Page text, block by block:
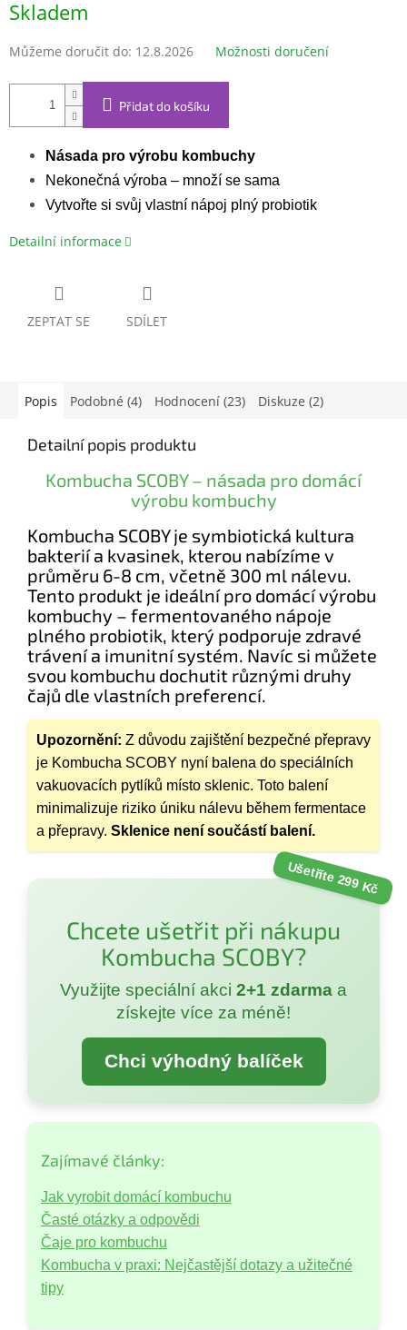
cena:
Skladem
Můžeme doručit do: 12.8.2026 Možnosti doručení
Přidat do košíku
Násada pro výrobu kombuchy
Nekonečná výroba – množí se sama
Vytvořte si svůj vlastní nápoj plný probiotik
Detailní informace
ZEPTAT SE SDÍLET
Popis Podobné (4) Hodnocení (23) Diskuze (2)
Detailní popis produktu
Kombucha SCOBY – násada pro domácí
výrobu kombuchy
Kombucha SCOBY je symbiotická kultura
bakterií a kvasinek, kterou nabízíme v
průměru 6-8 cm, včetně 300 ml nálevu.
Tento produkt je ideální pro domácí výrobu
kombuchy – fermentovaného nápoje
plného probiotik, který podporuje zdravé
trávení a imunitní systém. Navíc si můžete
svou kombuchu dochutit různými druhy
čajů dle vlastních preferencí.
Upozornění: Z důvodu zajištění bezpečné přepravy
je Kombucha SCOBY nyní balena do speciálních
vakuovacích pytlíků místo sklenic. Toto balení
minimalizuje riziko úniku nálevu během fermentace
a přepravy. Sklenice není součástí balení.
Ušetříte 299 Kč
Chcete ušetřit při nákupu
Kombucha SCOBY?
Využijte speciální akci 2+1 zdarma a
získejte více za méně!
Chci výhodný balíček
Zajímavé články:
Jak vyrobit domácí kombuchu
Časté otázky a odpovědi
Čaje pro kombuchu
Kombucha v praxi: Nejčastější dotazy a užitečné
tipy